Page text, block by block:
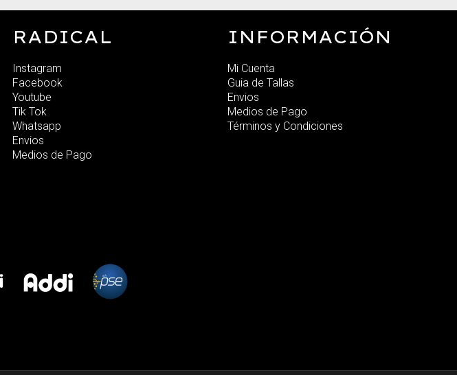
RADICAL
Instagram
Facebook
Youtube
Tik Tok
Whatsapp
Envios
Medios de Pago
INFORMACIÓN
Mi Cuenta
Guia de Tallas
Envios
Medios de Pago
Términos y Condiciones